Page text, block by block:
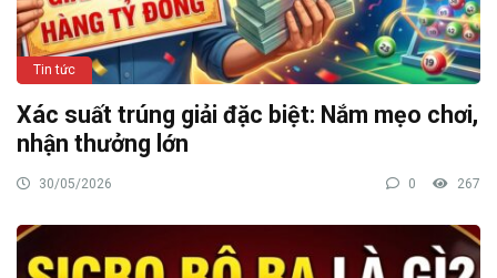
Tin tức
Xác suất trúng giải đặc biệt: Nắm mẹo chơi,
nhận thưởng lớn
30/05/2026 0 267